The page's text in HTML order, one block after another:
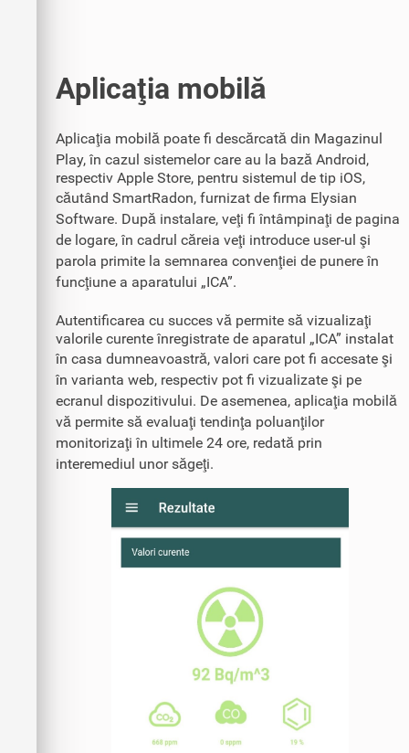
Aplicaţia mobilă
Aplicaţia mobilă poate fi descărcată din Magazinul
Play, în cazul sistemelor care au la bază Android,
respectiv Apple Store, pentru sistemul de tip iOS,
căutând SmartRadon, furnizat de firma Elysian
Software. După instalare, veţi fi întâmpinaţi de pagina
de logare, în cadrul căreia veţi introduce user-ul şi
parola primite la semnarea convenţiei de punere în
funcţiune a aparatului „ICA”.
Autentificarea cu succes vă permite să vizualizaţi
valorile curente înregistrate de aparatul „ICA” instalat
în casa dumneavoastră, valori care pot fi accesate şi
în varianta web, respectiv pot fi vizualizate şi pe
ecranul dispozitivului. De asemenea, aplicaţia mobilă
vă permite să evaluaţi tendinţa poluanţilor
monitorizaţi în ultimele 24 ore, redată prin
interemediul unor săgeţi.